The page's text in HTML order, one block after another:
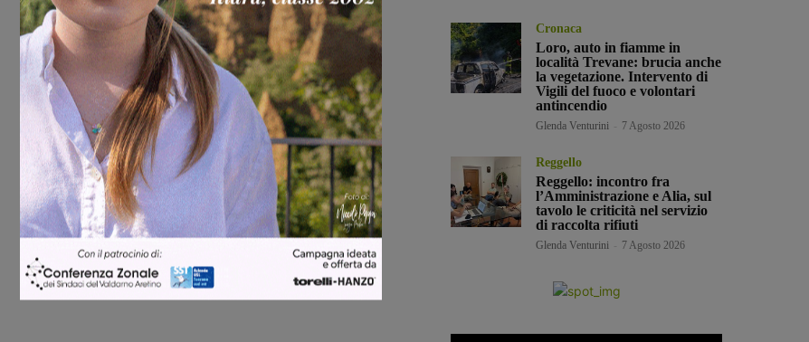
Cronaca
Loro, auto in fiamme in
località Trevane: brucia anche
la vegetazione. Intervento di
Vigili del fuoco e volontari
antincendio
Glenda Venturini 7 Agosto 2026
Reggello
Reggello: incontro fra
l’Amministrazione e Alia, sul
tavolo le criticità nel servizio
di raccolta rifiuti
Glenda Venturini 7 Agosto 2026